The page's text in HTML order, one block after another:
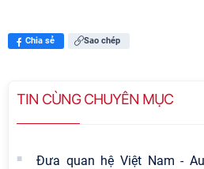
Chia sẻ Sao chép
TIN CÙNG CHUYÊN MỤC
Đưa quan hệ Việt Nam -